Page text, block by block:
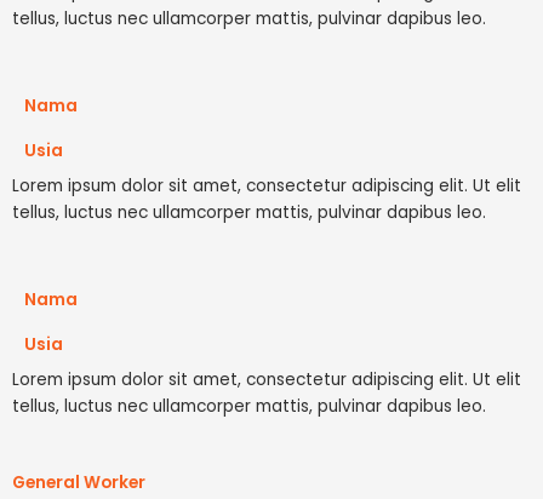
tellus, luctus nec ullamcorper mattis, pulvinar dapibus leo.
Nama
Usia
Lorem ipsum dolor sit amet, consectetur adipiscing elit. Ut elit
tellus, luctus nec ullamcorper mattis, pulvinar dapibus leo.
Nama
Usia
Lorem ipsum dolor sit amet, consectetur adipiscing elit. Ut elit
tellus, luctus nec ullamcorper mattis, pulvinar dapibus leo.
General Worker